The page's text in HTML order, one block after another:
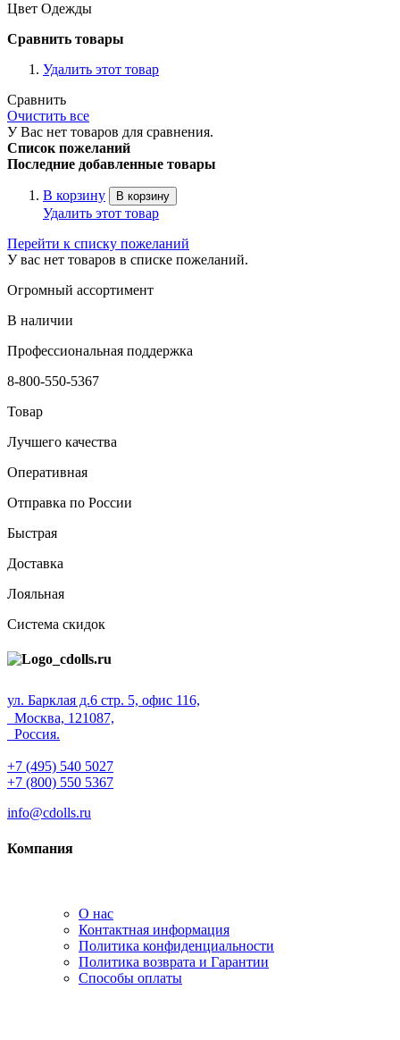
Цвет Одежды
Сравнить товары
Удалить этот товар
Сравнить
Очистить все
У Вас нет товаров для сравнения.
Список пожеланий
Последние добавленные товары
В корзину В корзину
Удалить этот товар
Перейти к списку пожеланий
У вас нет товаров в списке пожеланий.
Огромный ассортимент
В наличии
Профессиональная поддержка
8-800-550-5367
Товар
Лучшего качества
Оперативная
Отправка по России
Быстрая
Доставка
Лояльная
Система скидок
ул. Барклая д.6 стр. 5, офис 116,
Москва, 121087,
Россия.
+7 (495) 540 5027
+7 (800) 550 5367
info@cdolls.ru
Компания
О нас
Контактная информация
Политика конфиденциальности
Политика возврата и Гарантии
Способы оплаты